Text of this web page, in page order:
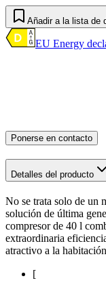
Añadir a la lista de
EU Energy
Ponerse en contacto
Detalles del producto
No se trata solo de un
solución de última
compresor de 40 l
extraordinaria
atractivo a la
[